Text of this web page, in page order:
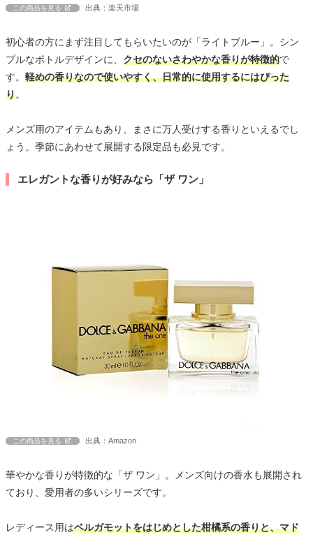
この商品を見る 出典：楽天市場
初心者の方にまず注目してもらいたいのが「ライトブルー」。シン
プルなボトルデザインに、 クセのないさわやかな香りが特徴的で
す。 軽めの香りなので使いやすく、日常的に使用するにはぴった
り。
メンズ用のアイテムもあり、まさに万人受けする香りといえるでし
ょう。季節にあわせて展開する限定品も必見です。
エレガントな香りが好みなら「ザ ワン」
この商品を見る 出典：Amazon
華やかな香りが特徴的な「ザ ワン」。メンズ向けの香水も展開され
ており、愛用者の多いシリーズです。
レディース用はベルガモットをはじめとした柑橘系の香りと、マド